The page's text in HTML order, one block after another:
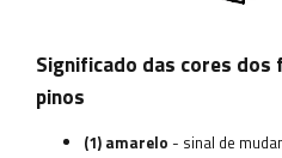
Significado das cores dos
pinos
(1) amarelo - sinal de